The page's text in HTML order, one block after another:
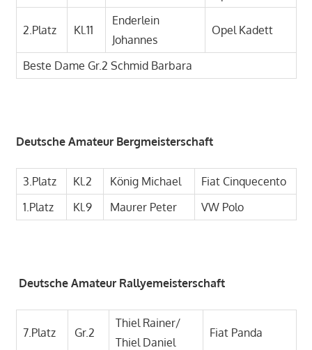
2.Platz Kl.11
Enderlein
Johannes
Opel Kadett
Beste Dame Gr.2 Schmid Barbara
Deutsche Amateur Bergmeisterschaft
3.Platz Kl.2 König Michael
Fiat Cinquecento
1.Platz
Kl.9 Maurer Peter VW Polo
Deutsche Amateur Rallyemeisterschaft
7.Platz Gr.2
Thiel Rainer/
Thiel Daniel
Fiat Panda